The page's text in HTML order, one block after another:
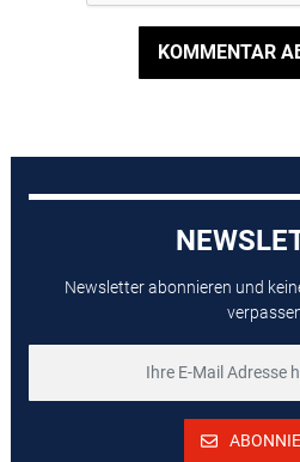
KOMMENTAR
Newsletter abonnieren und